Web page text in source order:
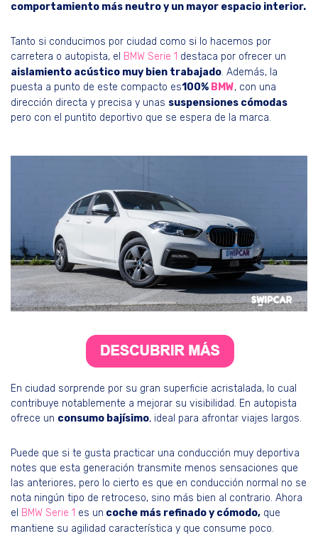
comportamiento más neutro y un mayor espacio interior.
Tanto si conducimos por ciudad como si lo hacemos por
carretera o autopista, el BMW Serie 1 destaca por ofrecer un
aislamiento acústico muy bien trabajado. Además, la
puesta a punto de este compacto es100% BMW, con una
dirección directa y precisa y unas suspensiones cómodas
pero con el puntito deportivo que se espera de la marca.
En ciudad sorprende por su gran superficie acristalada, lo cual
contribuye notablemente a mejorar su visibilidad. En autopista
ofrece un consumo bajísimo, ideal para afrontar viajes largos.
Puede que si te gusta practicar una conducción muy deportiva
notes que esta generación transmite menos sensaciones que
las anteriores, pero lo cierto es que en conducción normal no se
nota ningún tipo de retroceso, sino más bien al contrario. Ahora
el BMW Serie 1 es un coche más refinado y cómodo, que
mantiene su agilidad característica y que consume poco.